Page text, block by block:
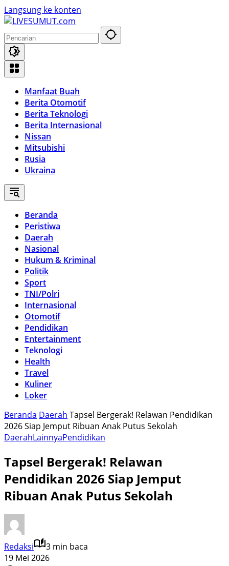
Langsung ke konten
Manfaat Buah
Berita Otomotif
Berita Teknologi
Berita Internasional
Nissan
Mitsubishi
Rusia
Ukraina
Beranda
Peristiwa
Daerah
Nasional
Hukum & Kriminal
Politik
Sport
TNI/Polri
Internasional
Otomotif
Pendidikan
Entertainment
Teknologi
Health
Travel
Kuliner
Loker
Beranda Daerah Tapsel Bergerak! Relawan Pendidikan
2026 Siap Jemput Ribuan Anak Putus Sekolah
DaerahLainnyaPendidikan
Tapsel Bergerak! Relawan
Pendidikan 2026 Siap Jemput
Ribuan Anak Putus Sekolah
Redaksi
3 min baca
19 Mei 2026